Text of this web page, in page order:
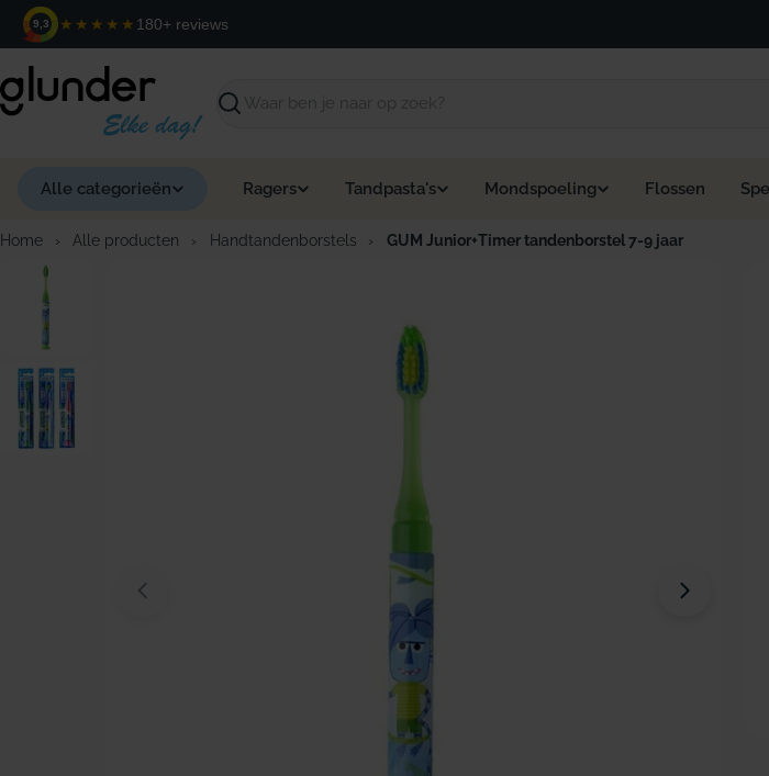
naar
inhoud
9,3 ★★★★★ 180+ reviews
Zoeken
Alle categorieën Ragers Tandpasta's Mondspoeling Flossen
Home › Alle producten › Handtandenborstels › GUM Junior+Timer tandenborstel 7-9 jaar
Open media 0 in modaal venster